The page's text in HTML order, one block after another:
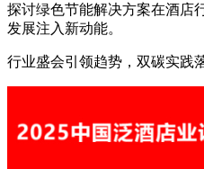
探讨绿色节能解决方案在酒店
发展注入新动能。
行业盛会引领趋势，双碳实践